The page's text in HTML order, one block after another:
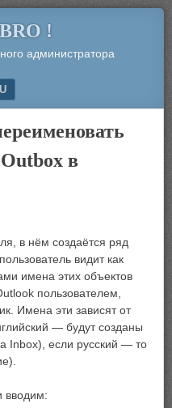
!
администратора
в
в нём создаётся ряд
видит как
имена этих объектов
пользователем,
Имена эти зависят от
— будут созданы
Inbox), если русский — то